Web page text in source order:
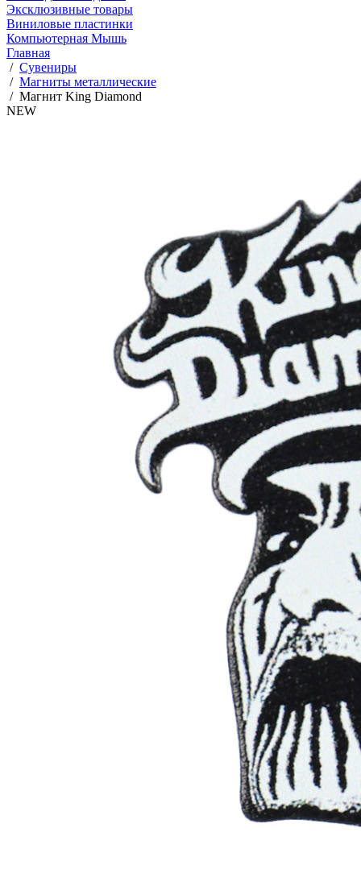
Эксклюзивные товары
Виниловые пластинки
Компьютерная Мышь
Главная
/ Сувениры
/ Магниты металлические
/ Магнит King Diamond
NEW